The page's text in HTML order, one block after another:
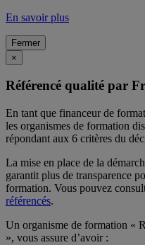
En savoir plus
Fermer
×
Référencé qualité par
En tant que financeur de
les organismes de formation
répondant aux 6 critères du
La mise en place de la
garantit plus de transparence
formation. Vous pouvez
référencés.
Un organisme de formation «
», vous assure d’avoir :